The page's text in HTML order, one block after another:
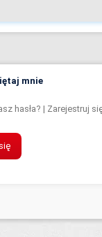
mnie
hasła? | Zarejestruj